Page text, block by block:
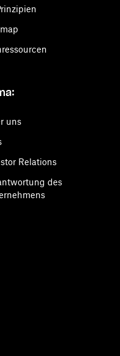
uns
Relations
des